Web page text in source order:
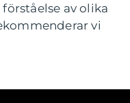
av olika
vi